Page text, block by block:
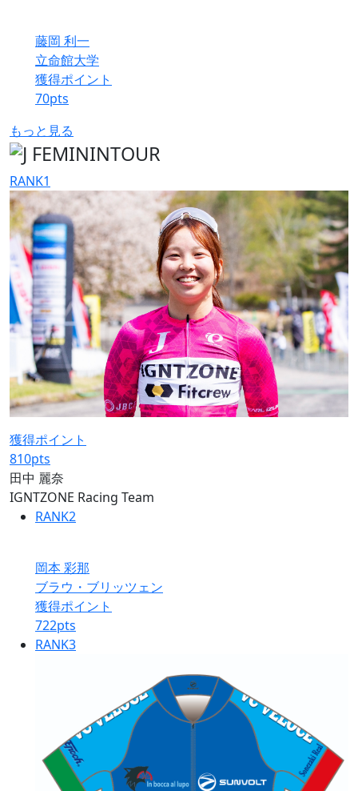
藤岡 利一
立命館大学
獲得ポイント
70pts
もっと見る
RANK1
獲得ポイント
810pts
田中 麗奈
IGNTZONE Racing Team
RANK2
岡本 彩那
ブラウ・ブリッツェン
獲得ポイント
722pts
RANK3